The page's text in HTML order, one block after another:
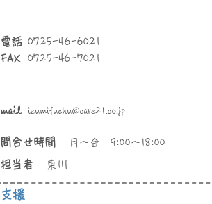
​電話 0725-46-6021
FAX
0725-46-7021
mail izumifuchu@care21.co.jp
問合せ時間 月～金 9:00～18:00
​担当者 東川
支援